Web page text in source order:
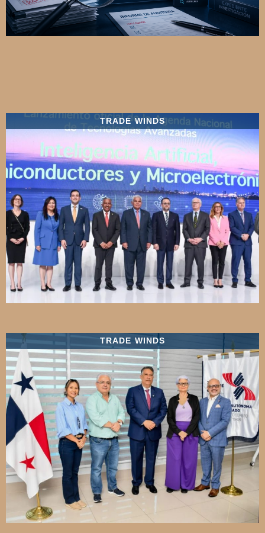
TRADE WINDS
TRADE WINDS